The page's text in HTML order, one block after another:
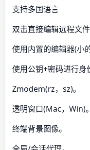
支持多国语言
双击直接编辑远程文件
使用内置的编辑器(小
使用公钥+密码进行身
Zmodem(rz，sz)。
透明窗口(Mac，Win)。
终端背景图像。